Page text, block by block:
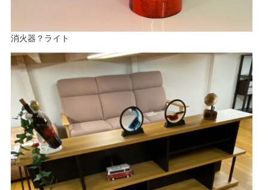
消火器？ライト